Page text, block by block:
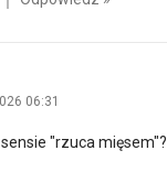
06:31
"rzuca mięsem"?